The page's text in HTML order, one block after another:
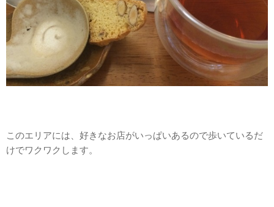
このエリアには、好きなお店がいっぱいあるので歩いているだ
けでワクワクします。